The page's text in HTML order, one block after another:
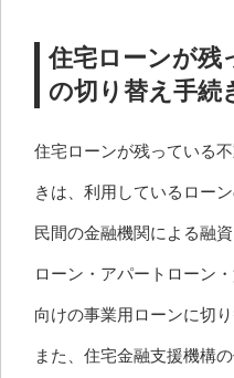
住宅ローンが残
の切り替え手続
住宅ローンが残っている
きは、利用しているロー
民間の金融機関による融
ローン・アパートローン
向けの事業用ローンに切り
また、住宅金融支援機構